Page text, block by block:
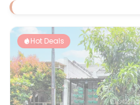
Hot Deals